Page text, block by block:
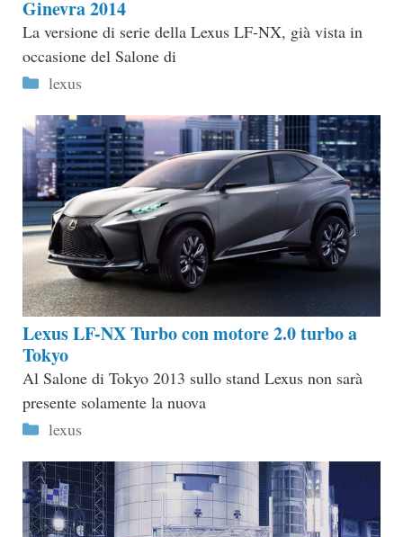
Ginevra 2014
La versione di serie della Lexus LF-NX, già vista in
occasione del Salone di
Categorie
lexus
Lexus LF-NX Turbo con motore 2.0 turbo a
Tokyo
Al Salone di Tokyo 2013 sullo stand Lexus non sarà
presente solamente la nuova
Categorie
lexus